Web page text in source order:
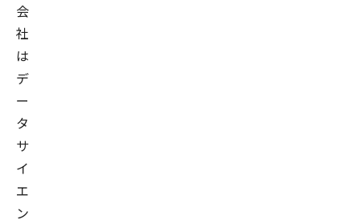
会
社
は
デ
ー
タ
サ
イ
エ
ン